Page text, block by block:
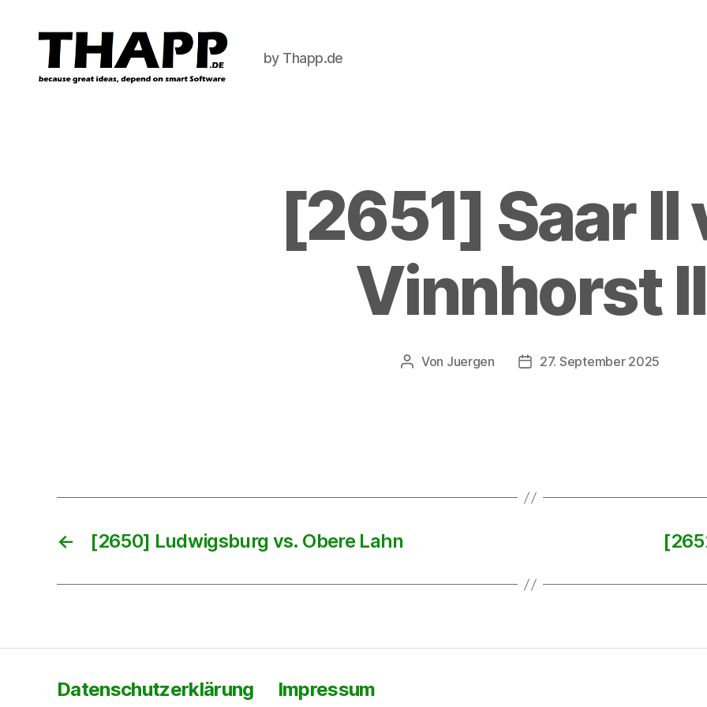
by Thapp.de
[2651] Saar II
Vinnhorst II
Beitragsautor
Von Juergen Beitragsdatum
27. September 2025
← [2650] Ludwigsburg vs. Obere Lahn
Datenschutzerklärung Impressum